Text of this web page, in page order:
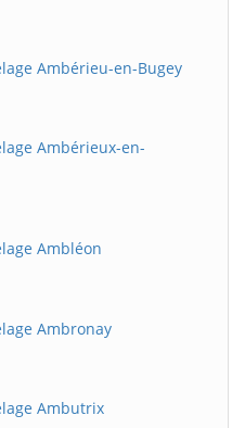
Ambérieu-en-Bugey
Ambérieux-en-
Ambléon
Ambronay
Ambutrix